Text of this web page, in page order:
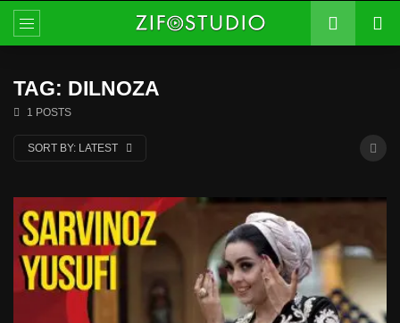
TAG: DILNOZA
1 POSTS
SORT BY: LATEST